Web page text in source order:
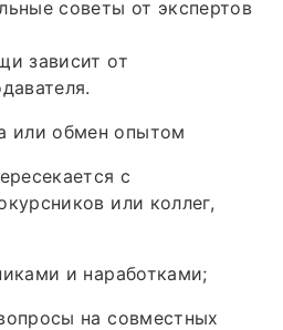
советы от экспертов
зависит от
или обмен опытом
с
или коллег,
и наработками;
на совместных